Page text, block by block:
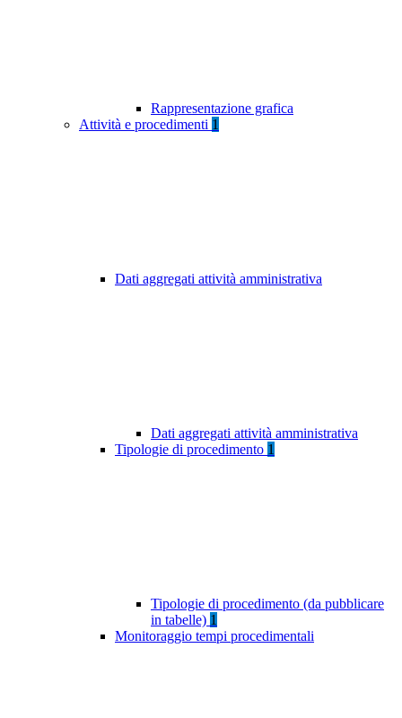
Rappresentazione grafica
Attività e procedimenti 1
Dati aggregati attività amministrativa
Dati aggregati attività amministrativa
Tipologie di procedimento 1
Tipologie di procedimento (da pubblicare
in tabelle) 1
Monitoraggio tempi procedimentali